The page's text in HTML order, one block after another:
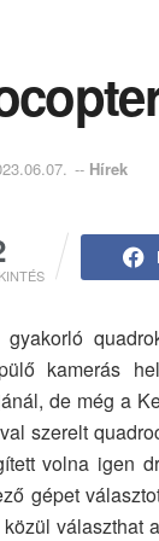
-- Hírek
kamerás
de még a
szerelt
volna igen
gépet
választhat